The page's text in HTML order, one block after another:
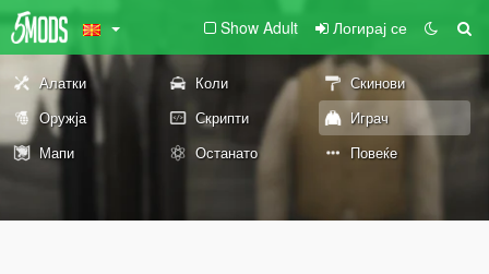
Show Adult Логирај се
Алатки Коли
Скинови
Оружја
Скрипти
Играч
Мапи
Останато Повеќе